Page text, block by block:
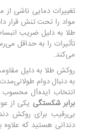
تغییرات دمایی ناشی
مواد را تحت تنش قرار
طلا به دلیل ضریب
تأثیرات را به حداقل
می‌کند.
روکش طلا به دلیل
به دنبال دوام
انتخاب ایده‌آل
برابر شکستگی یکی از
بی‌رقیب برای روکش
دندانی هستید که علاوه